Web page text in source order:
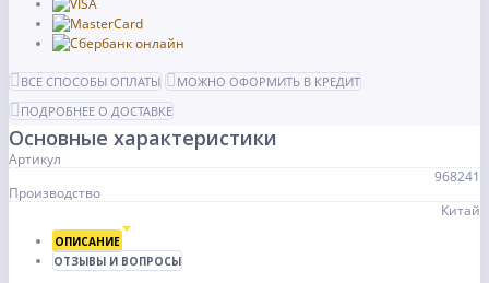
ВСЕ СПОСОБЫ ОПЛАТЫ
МОЖНО ОФОРМИТЬ В КРЕДИТ
ПОДРОБНЕЕ О ДОСТАВКЕ
Основные характеристики
Артикул
968241
Производство
Китай
ОПИСАНИЕ
ОТЗЫВЫ И ВОПРОСЫ